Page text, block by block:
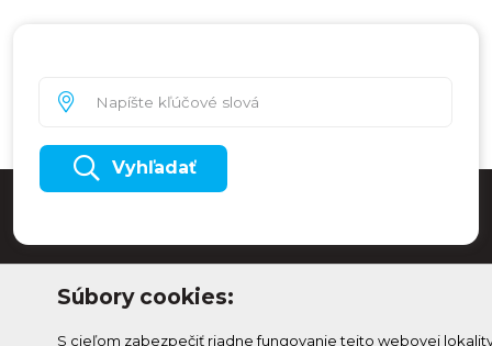
Vyhľadať
Súbory cookies:
S cieľom zabezpečiť riadne fungovanie tejto webovej